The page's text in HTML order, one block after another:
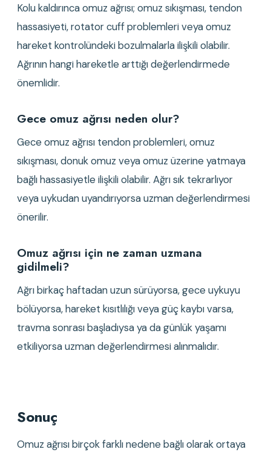
Kolu kaldırınca omuz ağrısı; omuz sıkışması, tendon
hassasiyeti, rotator cuff problemleri veya omuz
hareket kontrolündeki bozulmalarla ilişkili olabilir.
Ağrının hangi hareketle arttığı değerlendirmede
önemlidir.
Gece omuz ağrısı neden olur?
Gece omuz ağrısı tendon problemleri, omuz
sıkışması, donuk omuz veya omuz üzerine yatmaya
bağlı hassasiyetle ilişkili olabilir. Ağrı sık tekrarlıyor
veya uykudan uyandırıyorsa uzman değerlendirmesi
önerilir.
Omuz ağrısı için ne zaman uzmana
gidilmeli?
Ağrı birkaç haftadan uzun sürüyorsa, gece uykuyu
bölüyorsa, hareket kısıtlılığı veya güç kaybı varsa,
travma sonrası başladıysa ya da günlük yaşamı
etkiliyorsa uzman değerlendirmesi alınmalıdır.
Sonuç
Omuz ağrısı birçok farklı nedene bağlı olarak ortaya